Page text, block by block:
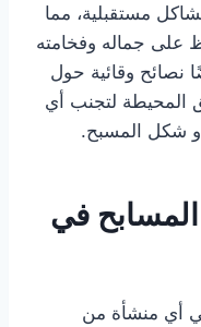
مستقبلية، مما
جماله وفخامته
نصائح وقائية حول
المحيطة لتجنب أي
شكل المسبح.
في
أي منشأة من